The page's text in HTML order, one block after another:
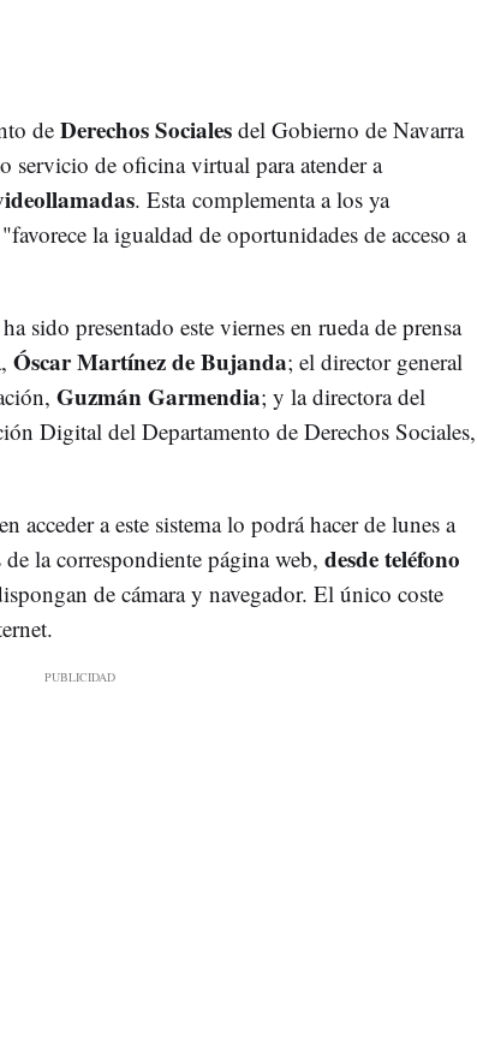
de Derechos Socialesdel Gobierno de Navarra
servicio de oficina virtual para atender a
. Esta complementa a los ya
la igualdad de oportunidades de acceso a
sido presentado este viernes en rueda de prensa
Óscar Martínez de Bujanda; el director general
Guzmán Garmendia; y la directora del
Digital del Departamento de Derechos Sociales,
acceder a este sistema lo podrá hacer de lunes a
la correspondiente página web, desde teléfono
de cámara y navegador. El único coste